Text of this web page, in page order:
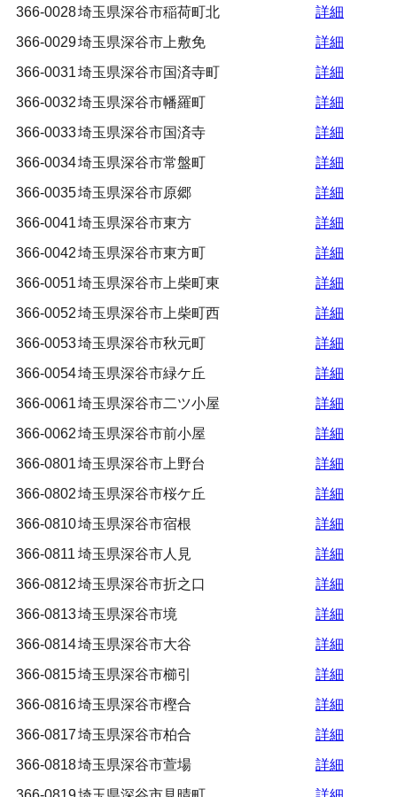
366-0028埼玉県深谷市稲荷町北
詳細
366-0029埼玉県深谷市上敷免
詳細
366-0031埼玉県深谷市国済寺町
詳細
366-0032埼玉県深谷市幡羅町
詳細
366-0033埼玉県深谷市国済寺
詳細
366-0034埼玉県深谷市常盤町
詳細
366-0035埼玉県深谷市原郷
詳細
366-0041埼玉県深谷市東方
詳細
366-0042埼玉県深谷市東方町
詳細
366-0051埼玉県深谷市上柴町東
詳細
366-0052埼玉県深谷市上柴町西
詳細
366-0053埼玉県深谷市秋元町
詳細
366-0054埼玉県深谷市緑ケ丘
詳細
366-0061埼玉県深谷市二ツ小屋
詳細
366-0062埼玉県深谷市前小屋
詳細
366-0801埼玉県深谷市上野台
詳細
366-0802埼玉県深谷市桜ケ丘
詳細
366-0810埼玉県深谷市宿根
詳細
366-0811 埼玉県深谷市人見
詳細
366-0812埼玉県深谷市折之口
詳細
366-0813埼玉県深谷市境
詳細
366-0814埼玉県深谷市大谷
詳細
366-0815埼玉県深谷市櫛引
詳細
366-0816埼玉県深谷市樫合
詳細
366-0817埼玉県深谷市柏合
詳細
366-0818埼玉県深谷市萱場
詳細